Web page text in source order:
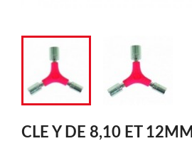
CLE Y DE 8,10 ET 12MM